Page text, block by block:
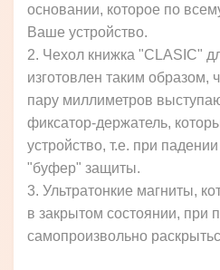
основании, которое по
Ваше устройство.
2. Чехол книжка "CLASIC"
изготовлен таким образом,
пару миллиметров
фиксатор-держатель,
устройство, т.е. при
"буфер" защиты.
3. Ультратонкие магниты,
в закрытом состоянии, при
самопроизвольно